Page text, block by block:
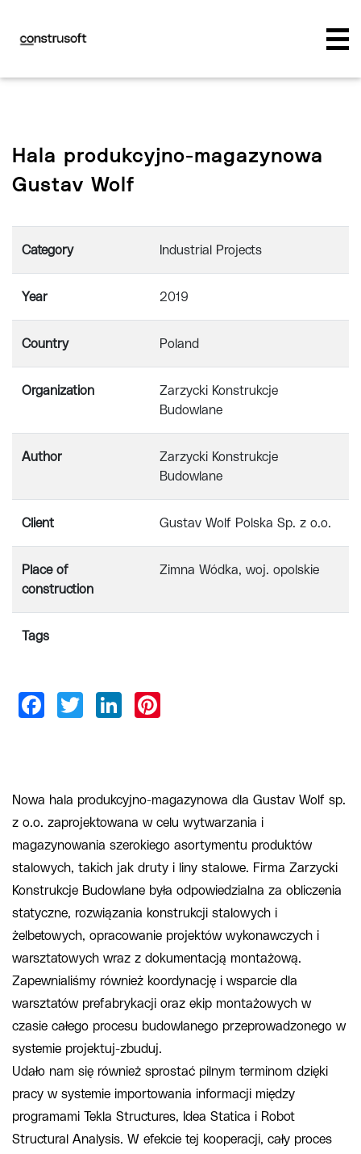
Hala produkcyjno-magazynowa
Gustav Wolf
Category Industrial Projects
Year 2019
Country Poland
Organization
Zarzycki Konstrukcje
Budowlane
Author
Zarzycki Konstrukcje
Budowlane
Client Gustav Wolf Polska Sp. z o.o.
Place of
construction
Zimna Wódka, woj. opolskie
Tags
Nowa hala produkcyjno-magazynowa dla Gustav Wolf sp.
z o.o. zaprojektowana w celu wytwarzania i
magazynowania szerokiego asortymentu produktów
stalowych, takich jak druty i liny stalowe. Firma Zarzycki
Konstrukcje Budowlane była odpowiedzialna za obliczenia
statyczne, rozwiązania konstrukcji stalowych i
żelbetowych, opracowanie projektów wykonawczych i
warsztatowych wraz z dokumentacją montażową.
Zapewnialiśmy również koordynację i wsparcie dla
warsztatów prefabrykacji oraz ekip montażowych w
czasie całego procesu budowlanego przeprowadzonego w
systemie projektuj-zbuduj.
Udało nam się również sprostać pilnym terminom dzięki
pracy w systemie importowania informacji między
programami Tekla Structures, Idea Statica i Robot
Structural Analysis. W efekcie tej kooperacji, cały proces